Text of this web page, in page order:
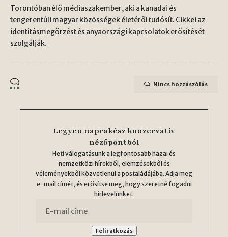
Torontóban élő médiaszakember, aki a kanadai és
tengerentúli magyar közösségek életéről tudósít. Cikkei az
identitásmegőrzést és anyaországi kapcsolatok erősítését
szolgálják.
Nincs hozzászólás
Legyen naprakész konzervatív
nézőpontból
Heti válogatásunk a legfontosabb hazai és
nemzetközi hírekből, elemzésekből és
véleményekből közvetlenül a postaládájába. Adja meg
e-mail címét, és erősítse meg, hogy szeretné fogadni
hírlevelünket.